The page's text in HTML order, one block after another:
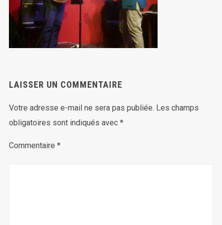
LAISSER UN COMMENTAIRE
Votre adresse e-mail ne sera pas publiée. Les champs
obligatoires sont indiqués avec *
Commentaire *